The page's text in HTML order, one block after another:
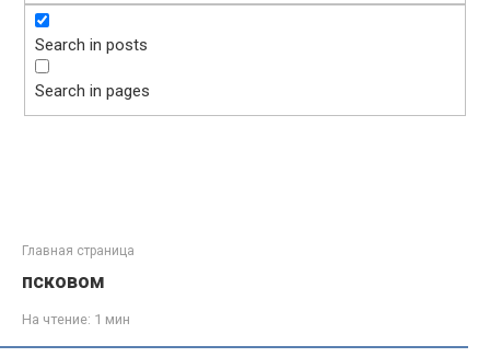
Search in posts
Search in pages
Главная страница
псковом
На чтение: 1 мин